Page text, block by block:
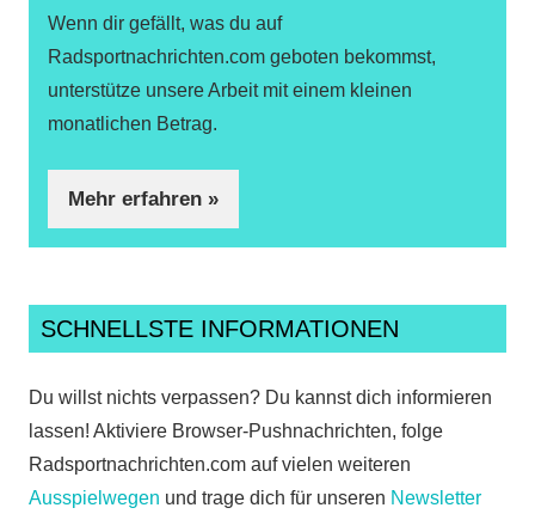
Wenn dir gefällt, was du auf
Radsportnachrichten.com geboten bekommst,
unterstütze unsere Arbeit mit einem kleinen
monatlichen Betrag.
Mehr erfahren »
SCHNELLSTE INFORMATIONEN
Du willst nichts verpassen? Du kannst dich informieren
lassen! Aktiviere Browser-Pushnachrichten, folge
Radsportnachrichten.com auf vielen weiteren
Ausspielwegen und trage dich für unseren Newsletter